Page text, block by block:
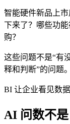
智能硬件新品上
下来了？哪些功
购？
这些问题不是“有
释和判断”的问题。
BI 让企业看见数
AI 问数不